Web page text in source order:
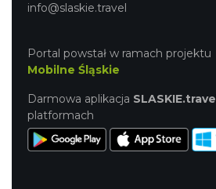
info@slaskie.travel
Portal powstał w ramach projektu
Mobilne Śląskie
Darmowa aplikacja SLASKIE.travel
platformach